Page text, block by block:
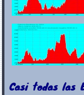
Casi todas las